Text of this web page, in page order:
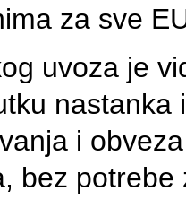
za sve
uvoza je
i
bez